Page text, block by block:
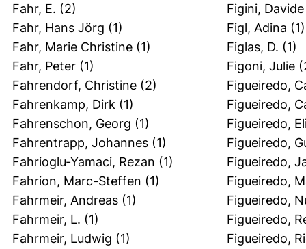
Fahr, E. (2)
Fahr, Hans Jörg (1)
Fahr, Marie Christine (1)
Fahr, Peter (1)
Fahrendorf, Christine (2)
Fahrenkamp, Dirk (1)
Fahrenschon, Georg (1)
Fahrentrapp, Johannes (1)
Fahrioglu‐Yamaci, Rezan (1)
Fahrion, Marc-Steffen (1)
Fahrmeir, Andreas (1)
Fahrmeir, L. (1)
Fahrmeir, Ludwig (1)
Figini, Davide
Figl, Adina (1)
Figlas, D. (1)
Figoni, Julie
Figueiredo,
Figueiredo,
Figueiredo,
Figueiredo,
Figueiredo,
Figueiredo,
Figueiredo,
Figueiredo,
Figueiredo,